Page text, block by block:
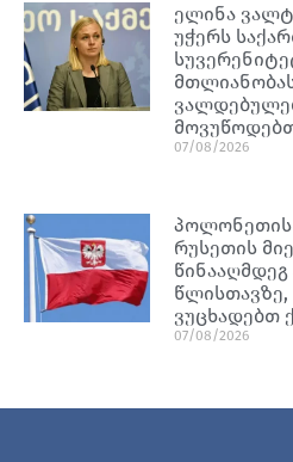
ელინა
უჭერს
07/08/2026
პოლონეთის
რუსეთის
წინააღმდეგ
ვუცხადებთ
07/08/2026